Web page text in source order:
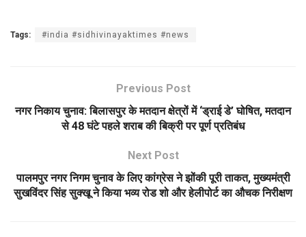
Tags: #india #sidhivinayaktimes #news
Previous Post
नगर निकाय चुनाव: बिलासपुर के मतदान क्षेत्रों में ‘ड्राई डे’ घोषित, मतदान
से 48 घंटे पहले शराब की बिक्री पर पूर्ण प्रतिबंध
Next Post
पालमपुर नगर निगम चुनाव के लिए कांग्रेस ने झोंकी पूरी ताकत, मुख्यमंत्री
सुखविंदर सिंह सुक्खू ने किया भव्य रोड शो और हेलीपोर्ट का औचक निरीक्षण